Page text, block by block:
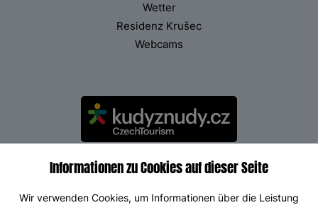
Informationen zu Cookies auf dieser Seite
Wir verwenden Cookies, um Informationen über die Leistung
Wetter
Residenz Krušec
Webcams